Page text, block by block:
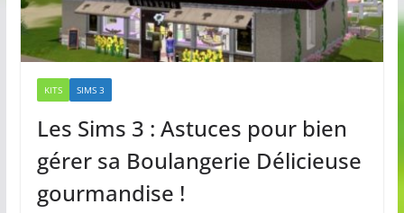
KITS SIMS 3
Les Sims 3 : Astuces pour bien
gérer sa Boulangerie Délicieuse
gourmandise !